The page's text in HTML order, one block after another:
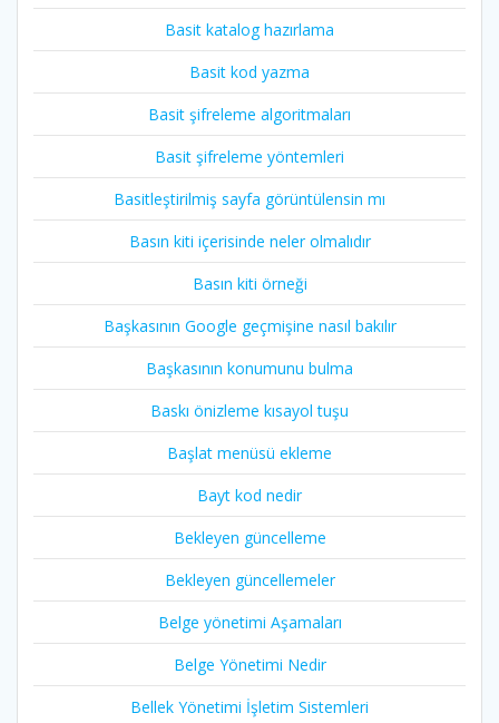
Basit katalog hazırlama
Basit kod yazma
Basit şifreleme algoritmaları
Basit şifreleme yöntemleri
Basitleştirilmiş sayfa görüntülensin mı
Basın kiti içerisinde neler olmalıdır
Basın kiti örneği
Başkasının Google geçmişine nasıl bakılır
Başkasının konumunu bulma
Baskı önizleme kısayol tuşu
Başlat menüsü ekleme
Bayt kod nedir
Bekleyen güncelleme
Bekleyen güncellemeler
Belge yönetimi Aşamaları
Belge Yönetimi Nedir
Bellek Yönetimi İşletim Sistemleri